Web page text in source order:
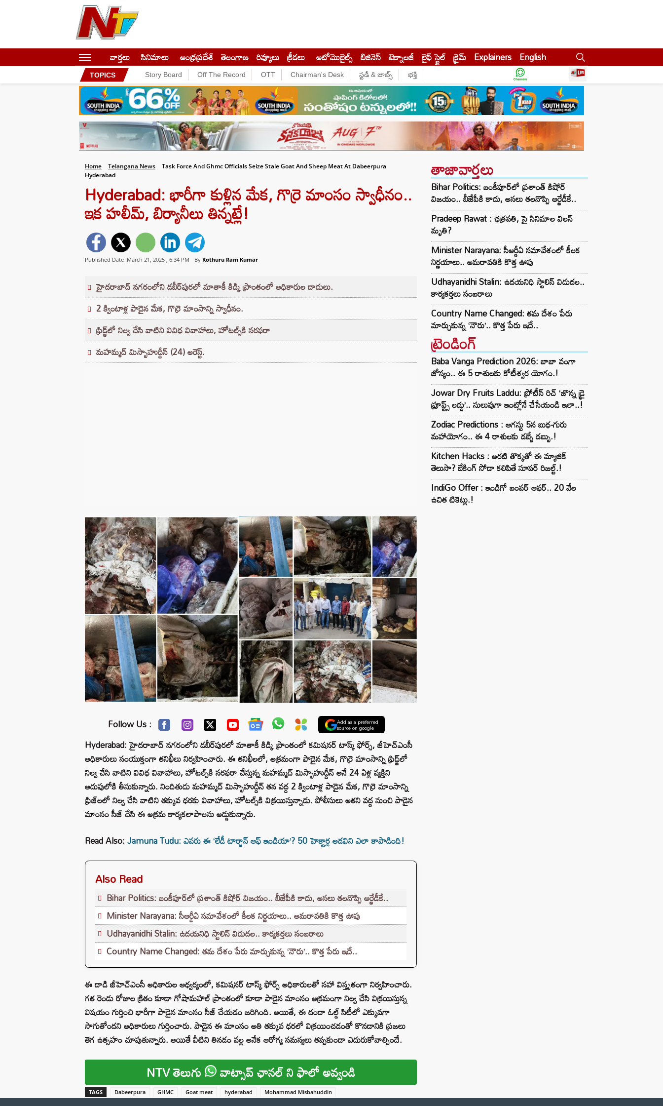
వార్తలు సినిమాలు ఆంధ్రప్రదేశ్ తెలంగాణ రివ్యూలు క్రీడలు ఆటోమొబైల్స్ బిజినెస్‌ టెక్నాలజీ లైఫ్ స్టైల్ క్రైమ్ Explainers English
TOPICS Story Board Off The Record OTT Chairman's Desk స్టడీ & జాబ్స్ భక్తి
Home Telangana News
Task Force And Ghmc Officials Seize Stale Goat And Sheep Meat At Dabeerpura
Hyderabad
Hyderabad: భారీగా కుళ్లిన మేక, గొర్రె మాంసం స్వాధీనం..
ఇక హలీమ్, బిర్యానీలు తిన్నట్లే!
Published Date :March 21, 2025 , 6:34 PM By Kothuru Ram Kumar
హైదరాబాద్ నగరంలోని డబీర్‌పురలో మాతాకీ కిడ్కి ప్రాంతంలో అధికారుల దాడులు.
2 క్వింటాళ్ల పాడైన మేక, గొర్రె మాంసాన్ని స్వాధీనం.
ఫ్రిడ్జ్‌లో నిల్వ చేసి వాటిని వివిధ వివాహాలు, హోటల్స్‌కి సరఫరా
మహమ్మద్ మిస్బాహుద్దీన్ (24) అరెస్ట్.
Follow Us : Add as a preferred
source on google
Hyderabad: హైదరాబాద్ నగరంలోని డబీర్‌పురలో మాతాకీ కిడ్కి ప్రాంతంలో కమిషనర్ టాస్క్ ఫోర్స్, జీహెచ్ఎంసీ
అధికారులు సంయుక్తంగా తనిఖీలు నిర్వహించారు. ఈ తనిఖీలలో, అక్రమంగా పాడైన మేక, గొర్రె మాంసాన్ని ఫ్రిడ్జ్‌లో
నిల్వ చేసి వాటిని వివిధ వివాహాలు, హోటల్స్‌కి సరఫరా చేస్తున్న మహమ్మద్ మిస్బాహుద్దీన్ అనే 24 ఏళ్ల వ్యక్తిని
అదుపులోకి తీసుకున్నారు. నిందితుడు మహమ్మద్ మిస్బాహుద్దీన్ తన వద్ద 2 క్వింటాళ్ల పాడైన మేక, గొర్రె మాంసాన్ని
ఫ్రిజ్‌లలో నిల్వ చేసి వాటిని తక్కువ ధరకు వివాహాలు, హోటల్స్‌కి విక్రయిస్తున్నాడు. పోలీసులు అతని వద్ద నుంచి పాడైన
మాంసం సీజ్ చేసి ఈ అక్రమ కార్యకలాపాలను అడ్డుకున్నారు.
Read Also:Jamuna Tudu: ఎవరు ఈ ‘లేడీ టార్జాన్ ఆఫ్ ఇండియా’? 50 హెక్టార్ల అడవిని ఎలా కాపాడింది!
Also Read
Bihar Politics: బంకీపూర్‌లో ప్రశాంత్ కిషోర్ విజయం.. బీజేపీకి కాదు, అసలు తలనొప్పి ఆర్జేడీకే..
Minister Narayana: సీఆర్డీఏ సమావేశంలో కీలక నిర్ణయాలు.. అమరావతికి కొత్త ఊపు
Udhayanidhi Stalin: ఉదయనిధి స్టాలిన్ విడుదల.. కార్యకర్తలు సంబరాలు
Country Name Changed: తమ దేశం పేరు మార్చుకున్న ‘నౌరు’.. కొత్త పేరు ఇదే..
ఈ దాడి జీహెచ్ఎంసీ అధికారుల ఆధ్వర్యంలో, కమిషనర్ టాస్క్ ఫోర్స్ అధికారులతో సహా విస్తృతంగా నిర్వహించారు.
గత రెండు రోజుల క్రితం కూడా గోషామహల్ ప్రాంతంలో కూడా పాడైన మాంసం అక్రమంగా నిల్వ చేసి విక్రయిస్తున్న
విషయం గుర్తించి భారీగా పాడైన మాంసం సీజ్ చేయడం జరిగింది. అయితే, ఈ దందా ఓల్డ్ సిటీలో ఎక్కువగా
సాగుతోందని అధికారులు గుర్తించారు. పాడైన ఈ మాంసం అతి తక్కువ ధరలో విక్రయించడంతో కొనడానికి ప్రజలు
తెగ ఉత్సహం చూపుతున్నారు. అయితే వీటిని తినడం వల్ల అనేక ఆరోగ్య సమస్యలు తప్పకుండా ఎదురుకోవాల్సిందే.
NTV తెలుగు వాట్సాప్ ఛానల్ ని ఫాలో అవ్వండి
TAGS Dabeerpura GHMC Goat meat hyderabad Mohammad Misbahuddin
తాజావార్తలు
Bihar Politics: బంకీపూర్‌లో ప్రశాంత్ కిషోర్
విజయం.. బీజేపీకి కాదు, అసలు తలనొప్పి ఆర్జేడీకే..
Pradeep Rawat : ఛత్రపతి, సై సినిమాల విలన్
మృతి?
Minister Narayana: సీఆర్డీఏ సమావేశంలో కీలక
నిర్ణయాలు.. అమరావతికి కొత్త ఊపు
Udhayanidhi Stalin: ఉదయనిధి స్టాలిన్ విడుదల..
కార్యకర్తలు సంబరాలు
Country Name Changed: తమ దేశం పేరు
మార్చుకున్న ‘నౌరు’.. కొత్త పేరు ఇదే..
ట్రెండింగ్‌
Baba Vanga Prediction 2026: బాబా వంగా
జోస్యం.. ఈ 5 రాశులకు కోటీశ్వర యోగం.!
Jowar Dry Fruits Laddu: ప్రోటీన్ రిచ్ ‘జొన్న డ్రై
ఫ్రూప్ట్స్ లడ్డు’.. సులువుగా ఇంట్లోనే చేసేయండి ఇలా..!
Zodiac Predictions : ఆగస్టు 5న బుధ-గురు
మహాయోగం.. ఈ 4 రాశులకు డబ్బే డబ్బు.!
Kitchen Hacks : అరటి తొక్కతో ఈ మ్యాజిక్
తెలుసా? బేకింగ్ సోడా కలిపితే సూపర్ రిజల్ట్.!
IndiGo Offer : ఇండిగో బంపర్ ఆఫర్.. 20 వేల
ఉచిత టికెట్లు.!